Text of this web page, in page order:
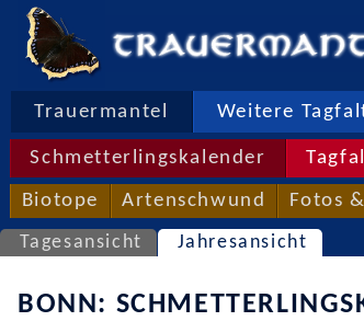
Trauermantel Weitere
Schmetterlingskalender
Biotope Artenschwund Fotos
Tagesansicht Jahresansicht
BONN: